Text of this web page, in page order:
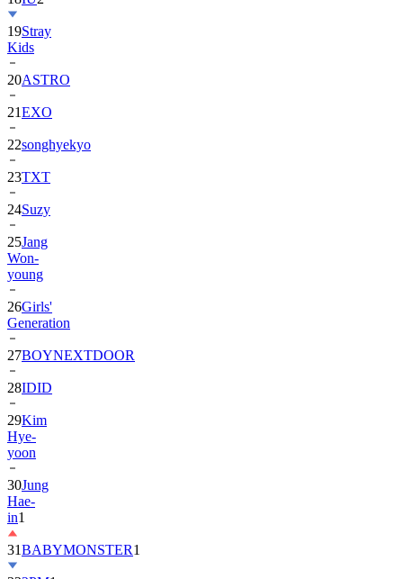
Kids
20ASTRO
21EXO
22songhyekyo
23TXT
24Suzy
25Jang
Won-
young
26Girls'
Generation
27BOYNEXTDOOR
28IDID
29Kim
Hye-
yoon
30Jung
Hae-
in1
31BABYMONSTER
322PM1